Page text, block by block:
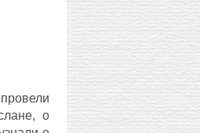
провели
о